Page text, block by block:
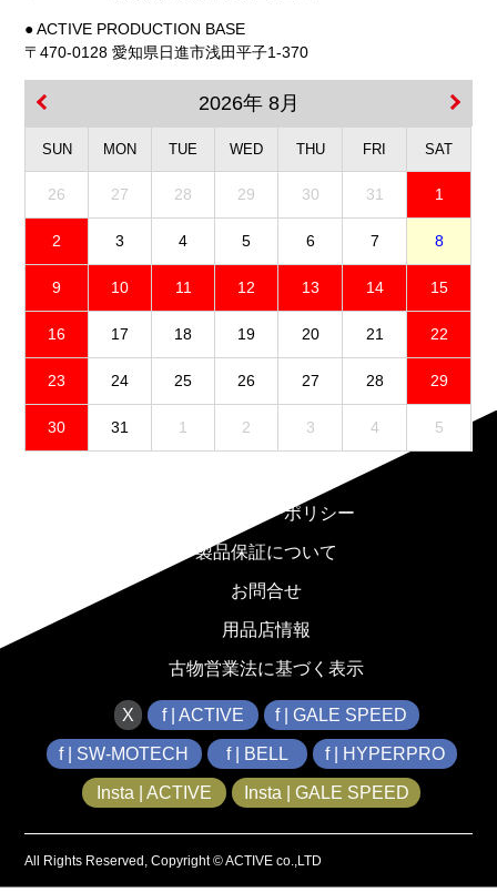
● ACTIVE PRODUCTION BASE
〒470-0128 愛知県日進市浅田平子1-370
2026年 8月
SUN MON TUE WED THU FRI SAT
26 27 28 29 30 31 1
2 3 4 5 6 7 8
9 10 11 12 13 14 15
16 17 18 19 20 21 22
23 24 25 26 27 28 29
30 31 1 2 3 4 5
プライバシーポリシー
製品保証について
お問合せ
用品店情報
古物営業法に基づく表示
X f | ACTIVE f | GALE SPEED
f | SW-MOTECH f | BELL f | HYPERPRO
Insta | ACTIVE Insta | GALE SPEED
All Rights Reserved, Copyright © ACTIVE co.,LTD